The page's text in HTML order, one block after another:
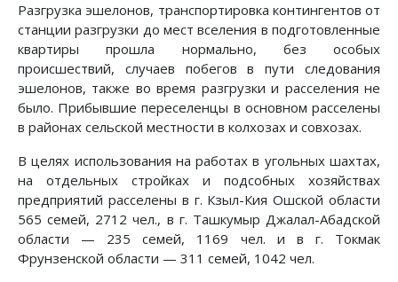
Разгрузка эшелонов, транспортировка контингентов от
станции разгрузки до мест вселения в подготовленные
квартиры прошла нормально, без особых
происшествий, случаев побегов в пути следования
эшелонов, также во время разгрузки и расселения не
было. Прибывшие переселенцы в основном расселены
в районах сельской местности в колхозах и совхозах.
В целях использования на работах в угольных шахтах,
на отдельных стройках и подсобных хозяйствах
предприятий расселены в г. Кзыл-Кия Ошской области
565 семей, 2712 чел., в г. Ташкумыр Джалал-Абадской
области — 235 семей, 1169 чел. и в г. Токмак
Фрунзенской области — 311 семей, 1042 чел.